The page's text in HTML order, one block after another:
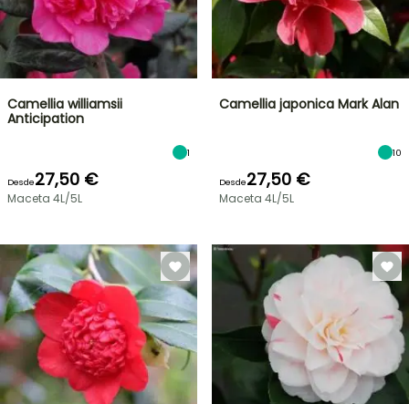
Camellia williamsii
Anticipation
1
Desde27,50 €
Maceta 4L/5L
Camellia japonica Mark Alan
10
Desde27,50 €
Maceta 4L/5L